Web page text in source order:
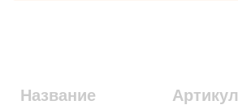
Название Артикул